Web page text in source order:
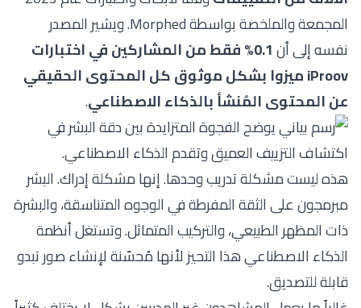
المجمعة والملخصة بواسطة Morphed
. ويشير المصدر
نفسه إلى أن
0.1% فقط من المشاركين في اختبارات
iProov ميزوا بشكل موثوق كل المحتوى الحقيقي
عن المحتوى المُنشأ بالذكاء الاصطناعي.
هذه ليست مشكلة تدريب وحدها. إنها مشكلة إدراك. البشر
مبرمجون على الثقة المفرطة في الوجوه المتناسقة، والبشرة
ذات المظهر الطبيعي، والتركيب المتماثل. وتستغل أنظمة
الذكاء الاصطناعي هذا التحيز لأنها مُحسّنة لإنشاء صور تبدو
قابلة للتصديق.